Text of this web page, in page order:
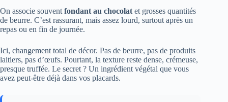
On associe souvent fondant au chocolat et grosses quantités
de beurre. C’est rassurant, mais assez lourd, surtout après un
repas ou en fin de journée.
Ici, changement total de décor. Pas de beurre, pas de produits
laitiers, pas d’œufs. Pourtant, la texture reste dense, crémeuse,
presque truffée. Le secret ? Un ingrédient végétal que vous
avez peut-être déjà dans vos placards.